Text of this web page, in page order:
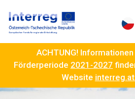
ACHTUNG!
Förderperiode 2021-2027
Website